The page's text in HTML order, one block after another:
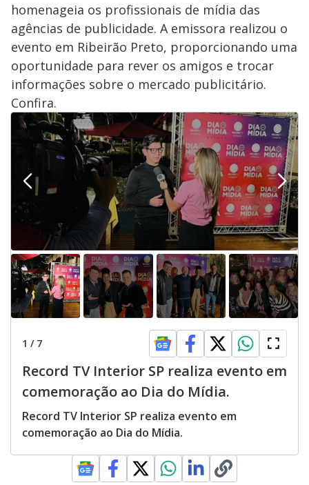
homenageia os profissionais de mídia das
agências de publicidade. A emissora realizou o
evento em Ribeirão Preto, proporcionando uma
oportunidade para rever os amigos e trocar
informações sobre o mercado publicitário.
Confira.
1 / 7
Record TV Interior SP realiza evento em
comemoração ao Dia do Mídia.
Record TV Interior SP realiza evento em
comemoração ao Dia do Mídia.